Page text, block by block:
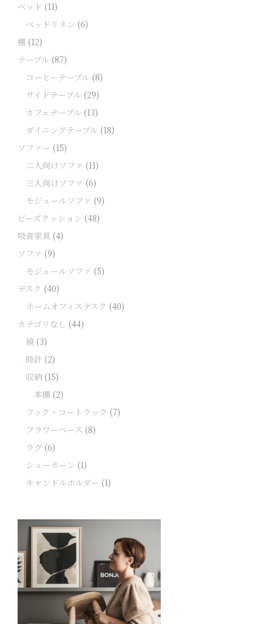
ベッド (11)
ベッドリネン (6)
棚 (12)
テーブル (87)
コーヒーテーブル (8)
サイドテーブル (29)
カフェテーブル (13)
ダイニングテーブル (18)
ソファー (15)
二人向けソファ (11)
三人向けソファ (6)
モジュールソファ (9)
ビーズクッション (48)
吸音家具 (4)
ソファ (9)
モジュールソファ (5)
デスク (40)
ホームオフィスデスク (40)
カテゴリなし (44)
鏡 (3)
時計 (2)
収納 (15)
本棚 (2)
フック・コートラック (7)
フラワーベース (8)
ラグ (6)
シューホーン (1)
キャンドルホルダー (1)